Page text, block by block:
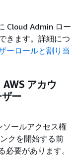
Cloud Admin ロー
きます。詳細につ
ーロールと割り当
アカウ
ー
ソールアクセス権
クを開始する前
必要があります。